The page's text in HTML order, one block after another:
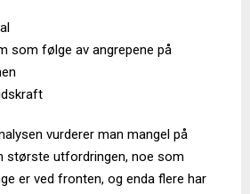
som følge av angrepene på
vurderer man mangel på
største utfordringen, noe som
er ved fronten, og enda flere har